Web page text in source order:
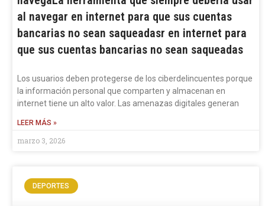
al navegar en internet para que sus cuentas
bancarias no sean saqueadasr en internet para
que sus cuentas bancarias no sean saqueadas
Los usuarios deben protegerse de los ciberdelincuentes porque
la información personal que comparten y almacenan en
internet tiene un alto valor. Las amenazas digitales generan
LEER MÁS »
marzo 3, 2026
DEPORTES